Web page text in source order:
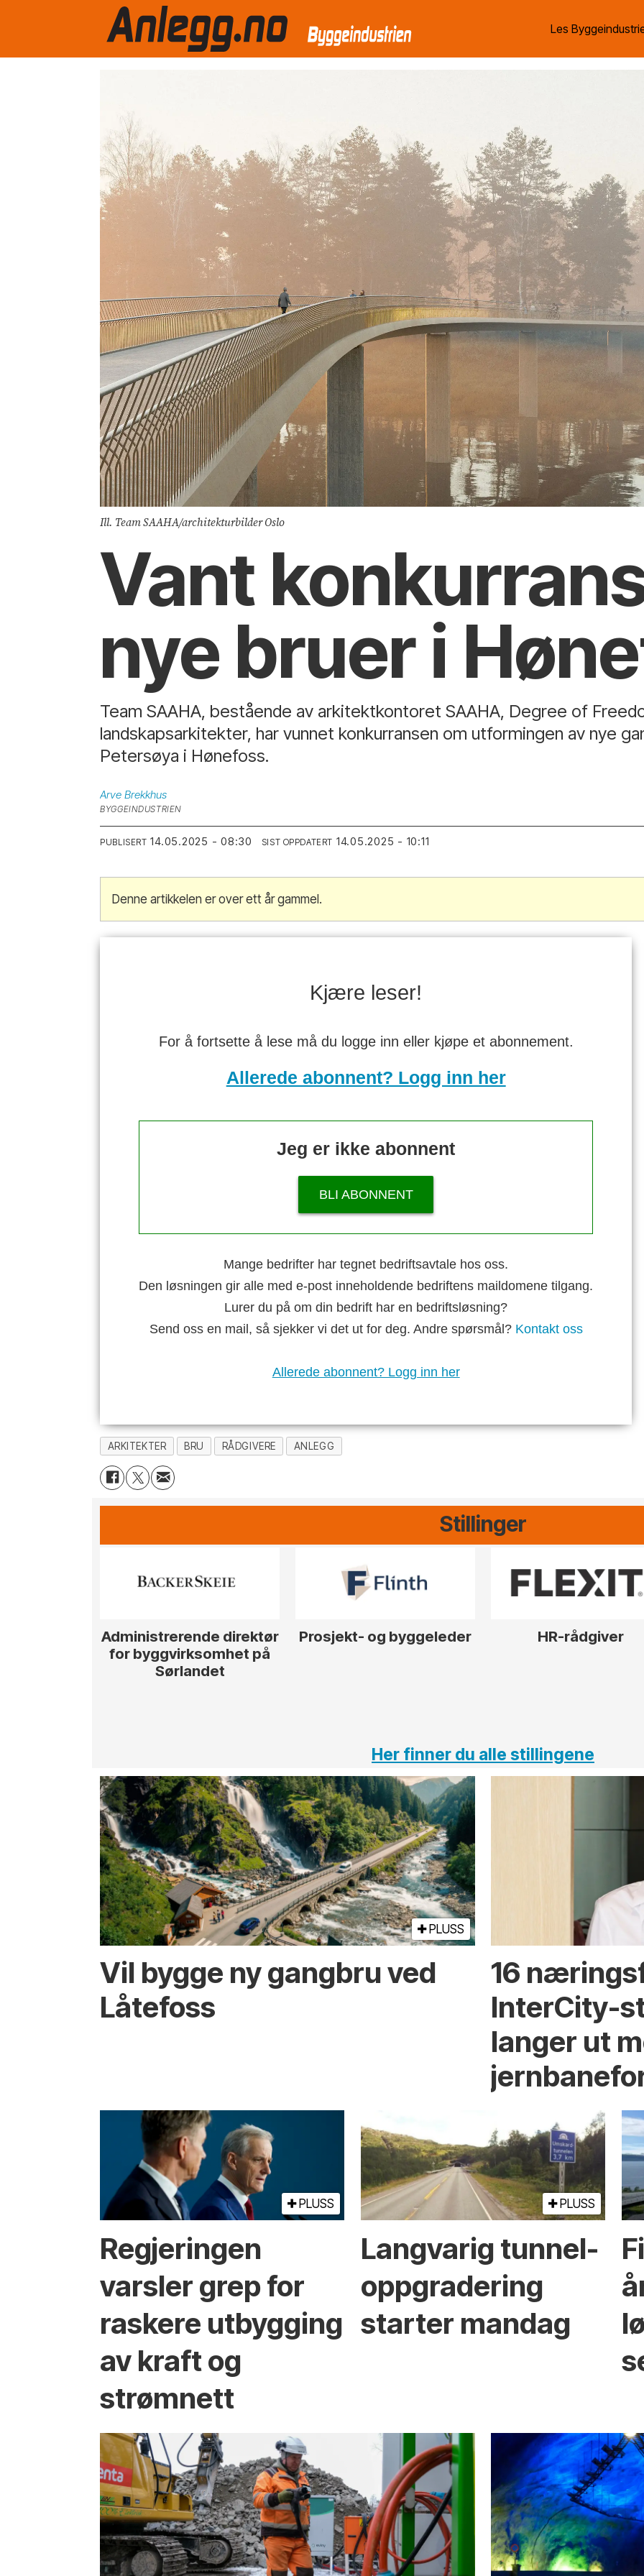
Les
Ill. Team SAAHA/architekturbilder Oslo
Vant
nye bruer i
Team SAAHA, bestående av arkitektkontoret SAAHA, Degree of
landskapsarkitekter, har vunnet konkurransen om utformingen av nye
Petersøya i Hønefoss.
Arve Brekkhus
BYGGEINDUSTRIEN
PUBLISERT 14.05.2025 - 08:30 SIST OPPDATERT 14.05.2025 - 10:11
Denne artikkelen er over ett år gammel.
Kjære leser!
For å fortsette å lese må du logge inn eller kjøpe et abonnement.
Allerede abonnent? Logg inn her
Jeg er ikke abonnent
BLI ABONNENT
Mange bedrifter har tegnet bedriftsavtale hos oss.
Den løsningen gir alle med e-post inneholdende bedriftens maildomene tilgang.
Lurer du på om din bedrift har en bedriftsløsning?
Send oss en mail, så sjekker vi det ut for deg. Andre spørsmål? Kontakt oss
Allerede abonnent? Logg inn her
ARKITEKTER BRU RÅDGIVERE ANLEGG
Stillinger
Administrerende direktør
for byggvirksomhet på
Sørlandet
Prosjekt- og byggeleder HR-rådgiver
Her finner du alle stillingene
PLUSS
Vil bygge ny gangbru ved
Låtefoss
16
InterCity-
langer ut
PLUSS
Regjeringen
varsler grep for
raskere utbygging
av kraft og
strømnett
PLUSS
Langvarig tunnel­
oppgradering
starter mandag